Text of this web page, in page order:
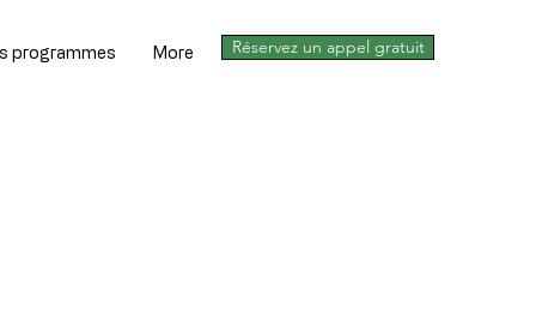
Réservez un appel gratuit
programmes More